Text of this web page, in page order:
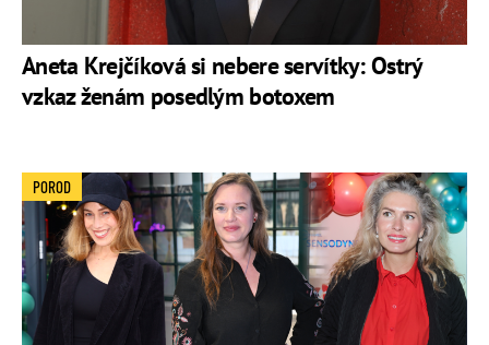
Aneta Krejčíková si nebere servítky: Ostrý
vzkaz ženám posedlým botoxem
POROD